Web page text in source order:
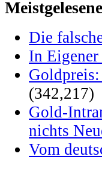
Die
In Eigener
(342,217)
Gold-
nichts
Vom